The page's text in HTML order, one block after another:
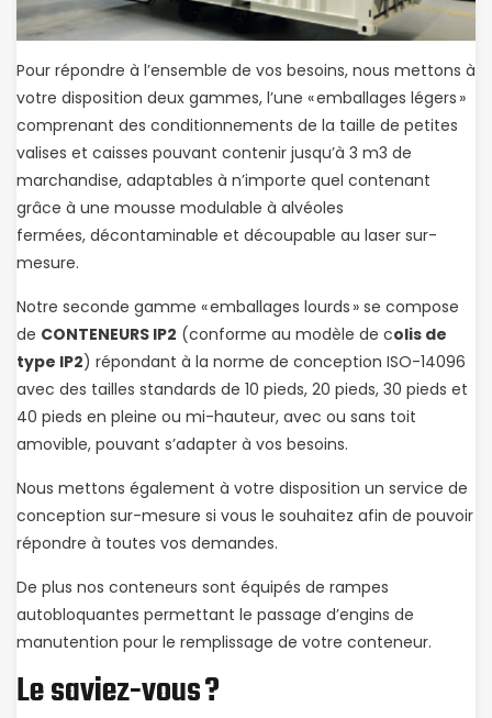
Pour répondre à l’ensemble de vos besoins, nous mettons à
votre disposition deux gammes, l’une « emballages légers »
comprenant des conditionnements de la taille de petites
valises et caisses pouvant contenir jusqu’à 3 m3 de
marchandise, adaptables à n’importe quel contenant
grâce à une mousse modulable à alvéoles
fermées, décontaminable et découpable au laser sur-
mesure.
Notre seconde gamme « emballages lourds » se compose
de CONTENEURS IP2 (conforme au modèle de colis de
type IP2) répondant à la norme de conception ISO-14096
avec des tailles standards de 10 pieds, 20 pieds, 30 pieds et
40 pieds en pleine ou mi-hauteur, avec ou sans toit
amovible, pouvant s’adapter à vos besoins.
Nous mettons également à votre disposition un service de
conception sur-mesure si vous le souhaitez afin de pouvoir
répondre à toutes vos demandes.
De plus nos conteneurs sont équipés de rampes
autobloquantes permettant le passage d’engins de
manutention pour le remplissage de votre conteneur.
Le saviez-vous ?